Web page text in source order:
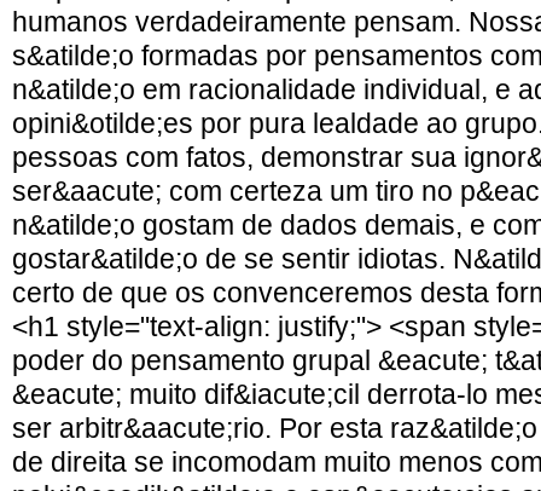
humanos verdadeiramente pensam.
s&atilde;o formadas por pensamentos
n&atilde;o em racionalidade individual, e
opini&otilde;es por pura lealdade ao
pessoas com fatos, demonstrar sua
ser&aacute; com certeza um tiro no
n&atilde;o gostam de dados demais, e
gostar&atilde;o de se sentir idiotas.
certo de que os convenceremos desta
<h1 style="text-align: justify;"> <span
poder do pensamento grupal &eacute;
&eacute; muito dif&iacute;cil derrota-lo
ser arbitr&aacute;rio. Por esta
de direita se incomodam muito menos